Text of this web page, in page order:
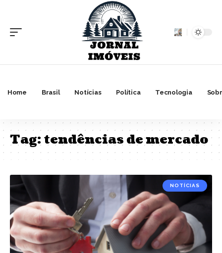
Home Brasil Notícias Política Tecnologia
Tag:tendências de mercado
NOTÍCIAS